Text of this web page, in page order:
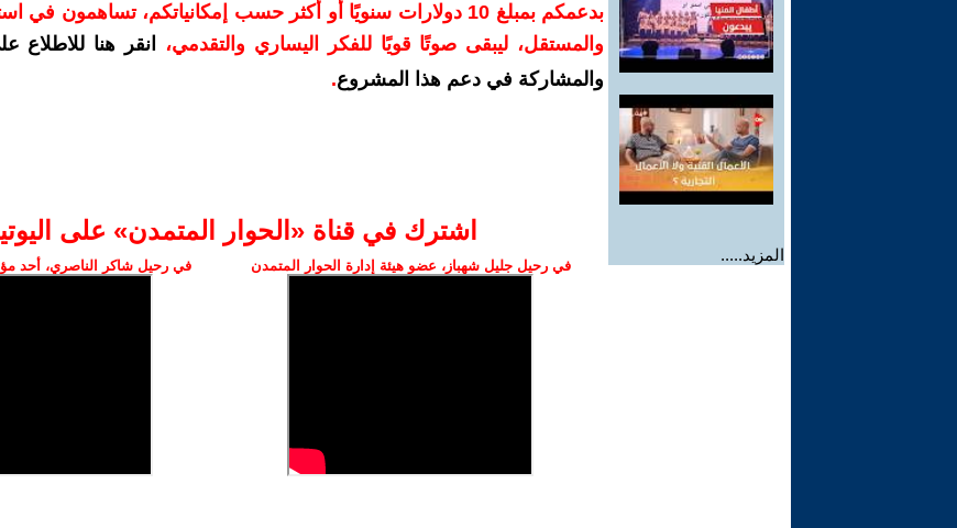
المزيد.....
بدعمكم بمبلغ 10 دولارات سنويًا أو أكثر حسب إمكانياتكم، تساهمون في
والمستقل، ليبقى صوتًا قويًا للفكر اليساري والتقدمي،
انقر هنا للاطلاع
والمشاركة في دعم هذا المشروع.
اشترك في قناة ‫«الحوار المتمدن» على
في رحيل جليل شهباز، عضو هيئة إدارة الحوار المتمدن في رحيل شاكر الناصري، أحد